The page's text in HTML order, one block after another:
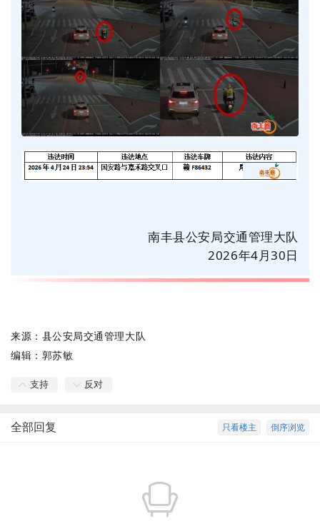
南丰县公安局交通管理大队
2026年4月30日
来源： 县公安局交通管理大队
编辑： 郭苏敏
支持 反对
倒序浏览
只看楼主
全部回复